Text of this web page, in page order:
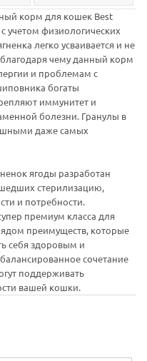
корм для кошек Best
учетом физиологических
легко усваивается и не
чему данный корм
и проблемам с
богаты
иммунитет и
болезни. Гранулы в
даже самых
ягоды разработан
стерилизацию,
и потребности.
премиум класса для
преимуществ, которые
себя здоровым и
сочетание
поддерживать
вашей кошки.